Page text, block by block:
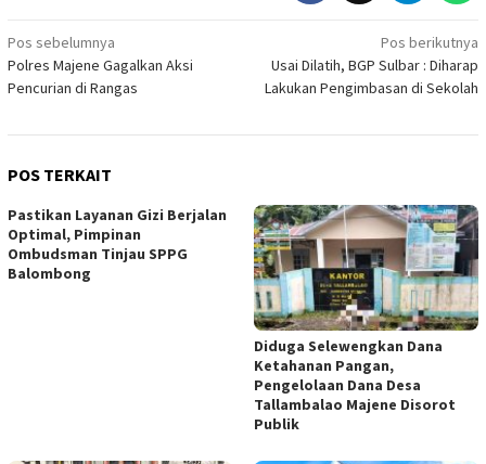
Navigasi
pos
Pos sebelumnya
Polres Majene Gagalkan Aksi
Pencurian di Rangas
Pos berikutnya
Usai Dilatih, BGP Sulbar : Diharap
Lakukan Pengimbasan di Sekolah
POS TERKAIT
Pastikan Layanan Gizi Berjalan
Optimal, Pimpinan
Ombudsman Tinjau SPPG
Balombong
Diduga Selewengkan Dana
Ketahanan Pangan,
Pengelolaan Dana Desa
Tallambalao Majene Disorot
Publik